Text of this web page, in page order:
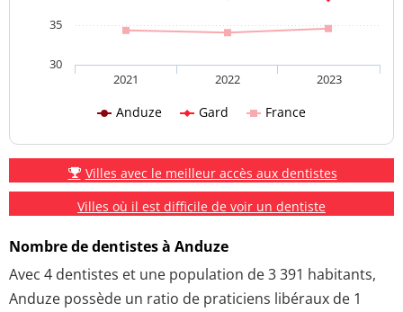
Anduze Gard France
2021 2022 2023
30
35
Villes avec le meilleur accès aux dentistes
Villes où il est difficile de voir un dentiste
Nombre de dentistes à Anduze
Avec 4 dentistes et une population de 3 391 habitants,
Anduze possède un ratio de praticiens libéraux de 1